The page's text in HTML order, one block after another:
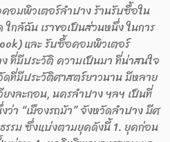
มพิวเตอร์ลำปาง ร้านรับซื้อใน
กล้ฉัน เราขอเป็นส่วนหนึ่ง ในการ
และ รับซื้อคอมพิวเตอร์
ที่มีประวัติ ความเป็นมา ที่น่าสนใจ
ที่มีประวัติศาสตร์ยาวนาน มีหลาย
ยงละกอน, นครลำปาง ฯลฯ เป็นที่
า “เมืองรถม้า” จังหวัดลำปาง มีศ
รม ซึ่งแบ่งตามยุคดังนี้ 1. ยุคก่อน